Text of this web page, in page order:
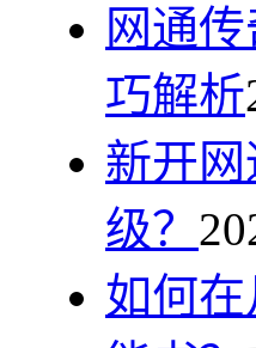
网通
巧解析
新开
级？
如何